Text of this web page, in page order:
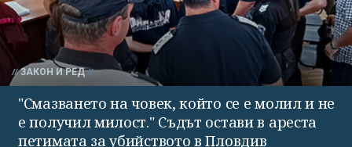
ЗАКОН И РЕД
"Смазването на човек, който се е молил и не
е получил милост." Съдът остави в ареста
петимата за убийството в Пловдив